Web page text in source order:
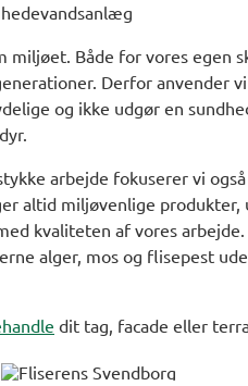
Både for vores egen
Derfor anvender
og ikke udgør en
arbejde fokuserer vi
altid miljøvenlige produkter,
kvaliteten af vores
alger, mos og flisepest
dit tag, facade eller